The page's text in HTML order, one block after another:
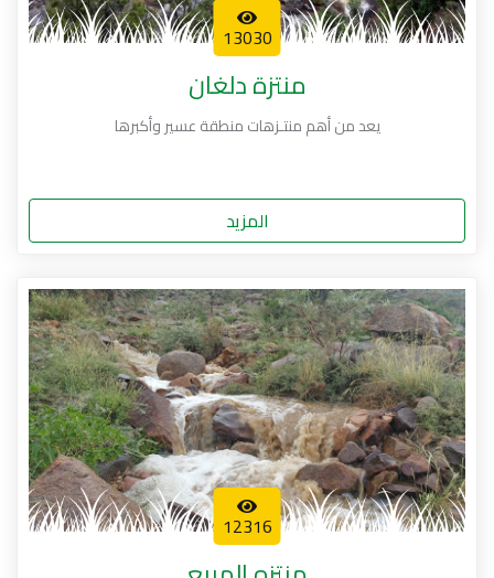
13030
منتزة دلغان
يعد من أهم منتـزهات منطقة عسير وأكبرها
المزيد
12316